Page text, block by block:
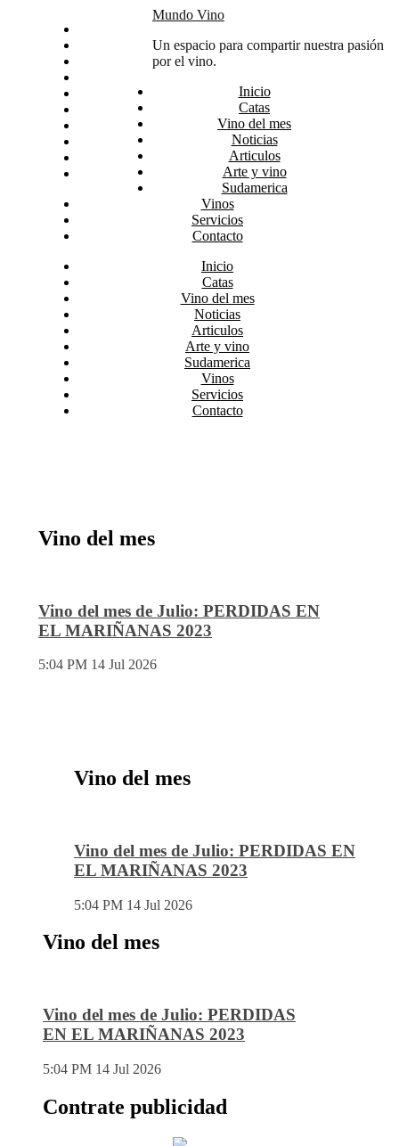
Arte y vino
Sudamerica
Mundo Vino
Un espacio para compartir nuestra pasión
por el vino.
Inicio
Catas
Vino del mes
Noticias
Articulos
Arte y vino
Sudamerica
Vinos
Servicios
Contacto
Inicio
Catas
Vino del mes
Noticias
Articulos
Arte y vino
Sudamerica
Vinos
Servicios
Contacto
Vino del mes
Vino del mes de Julio: PERDIDAS EN
EL MARIÑANAS 2023
5:04 PM 14 Jul 2026
Vino del mes
Vino del mes de Julio: PERDIDAS EN
EL MARIÑANAS 2023
5:04 PM 14 Jul 2026
Vino del mes
Vino del mes de Julio: PERDIDAS
EN EL MARIÑANAS 2023
5:04 PM 14 Jul 2026
Contrate publicidad